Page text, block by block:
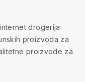
drogerija
proizvoda za
proizvode za